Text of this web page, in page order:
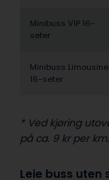
Minibuss VIP 16-
seter
Minibuss Limousine
16-seter
* Ved kjøring
på ca. 9 kr per km.
Leie buss